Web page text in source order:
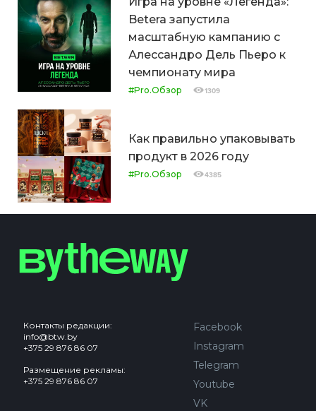
Betera запустила
масштабную кампанию с
Алессандро Дель Пьеро к
чемпионату мира
#Pro.Обзор 1309
Как правильно упаковывать
продукт в 2026 году
#Pro.Обзор 4385
Контакты редакции:
info@btw.by
+375 29 876 86 07
Размещение рекламы:
+375 29 876 86 07
Facebook
Instagram
Telegram
Youtube
VK